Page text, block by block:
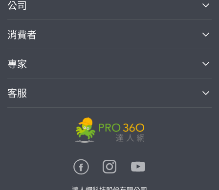
公司
關於我們
部落格
加入我們
消費者
買服務
熱門服務
專家
案件中心
客服
繼續完成